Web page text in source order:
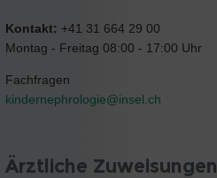
Kontakt: +41 31 664 29 00
Montag - Freitag 08:00 - 17:00 Uhr
Fachfragen
kindernephrologie@insel.ch
Ärztliche Zuweisungen